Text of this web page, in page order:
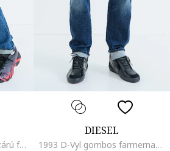
2019 D-Strukt szűkülő szárú farmernadrág mosott hatású részletekkel, Kék
DIESEL
1993 D-Vyl gombos farmernadrág, Sötétkék